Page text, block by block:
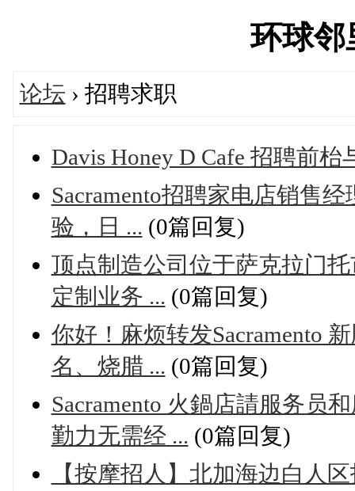
环球邻
论坛 › 招聘求职
Davis Honey D Cafe 招聘前
Sacramento招聘家电店销售
验，日 ... (0篇回复)
顶点制造公司位于萨克拉门
定制业务 ... (0篇回复)
你好！麻烦转发Sacramento
名、烧腊 ... (0篇回复)
Sacramento 火鍋店請服务员
勤力无需经 ... (0篇回复)
【按摩招人】北加海边白人